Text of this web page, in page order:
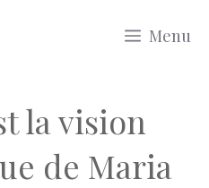
Menu
la vision
de Maria